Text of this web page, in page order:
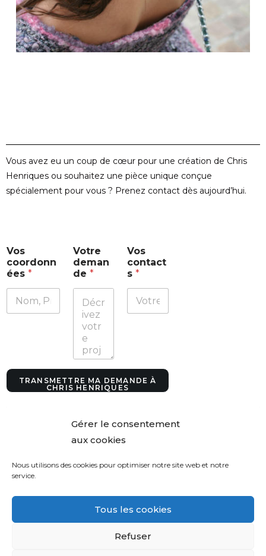
Gérer le consentement
aux cookies
Nous utilisons des cookies pour optimiser notre site web et notre
service.
Tous les cookies
Refuser
Vous avez eu un coup de cœur pour une création de Chris
Henriques ou souhaitez une pièce unique conçue
spécialement pour vous ? Prenez contact dès aujourd’hui.
Vos
coordonn
ées *
Votre
deman
de *
o
s
s
Vos
contact
s*
TRANSMETTRE MA DEMANDE À
CHRIS HENRIQUES